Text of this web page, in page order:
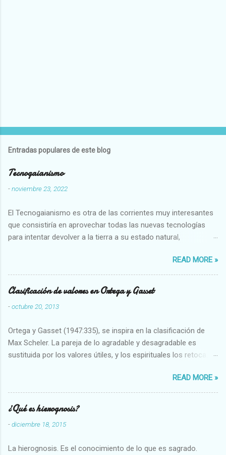
Entradas populares de este blog
Tecnogaianismo
-noviembre 23, 2022
El Tecnogaianismo es otra de las corrientes muy interesantes
que consistiría en aprovechar todas las nuevas tecnologías
para intentar devolver a la tierra a su estado natural,
READ MORE »
Clasificación de valores en Ortega y Gasset
-octubre 20, 2013
Ortega y Gasset (1947:335), se inspira en la clasificación de
Max Scheler. La pareja de lo agradable y desagradable es
sustituida por los valores útiles, y los espirituales los retoca.
Abundante-Escaso,etc 2 VITALES Sano-Enfermo Selecto-
Vulgar Enérgico-Inerte Fuerte-Débil,etc. 3 ESPIRITUALES a)
Intelectuales Conocimiento-Error Exacto-Aproximado
Evidente-Probable,etc b) Morales Bueno-malo Bondadoso-
malvado Justo-Injusto Escrupuloso-Relajado Leal-Desleal,etc.
Armonioso-Inarmonioso 4 RELIGIOSOS Santo-Pr...
READ MORE »
¿Qué es hierognosis?
-diciembre 18, 2015
La hierognosis. Es el conocimiento de lo que es sagrado.